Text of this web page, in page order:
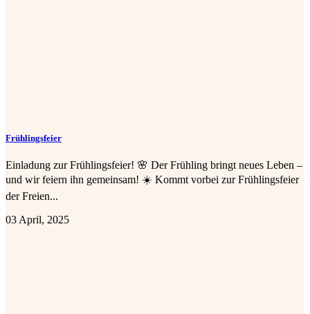
Frühlingsfeier
Einladung zur Frühlingsfeier! 🌸 Der Frühling bringt neues Leben –
und wir feiern ihn gemeinsam! ☀️ Kommt vorbei zur Frühlingsfeier
der Freien...
03 April, 2025